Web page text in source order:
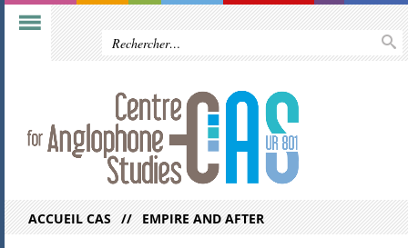
ACCUEIL CAS EMPIRE AND AFTER